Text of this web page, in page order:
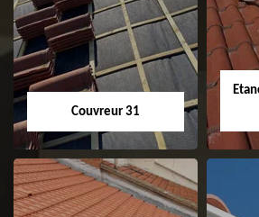
Couvreur 31